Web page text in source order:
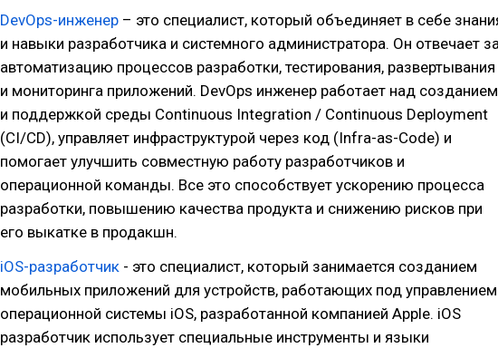
DevOps-инженер – это специалист, который объединяет в себе
и навыки разработчика и системного администратора. Он отвечает
автоматизацию процессов разработки, тестирования, развертывания
и мониторинга приложений. DevOps инженер работает над созданием
и поддержкой среды Continuous Integration / Continuous Deployment
(CI/CD), управляет инфраструктурой через код (Infra-as-Code) и
помогает улучшить совместную работу разработчиков и
операционной команды. Все это способствует ускорению процесса
разработки, повышению качества продукта и снижению рисков при
его выкатке в продакшн.
iOS-разработчик - это специалист, который занимается созданием
мобильных приложений для устройств, работающих под управлением
операционной системы iOS, разработанной компанией Apple. iOS
разработчик использует специальные инструменты и языки